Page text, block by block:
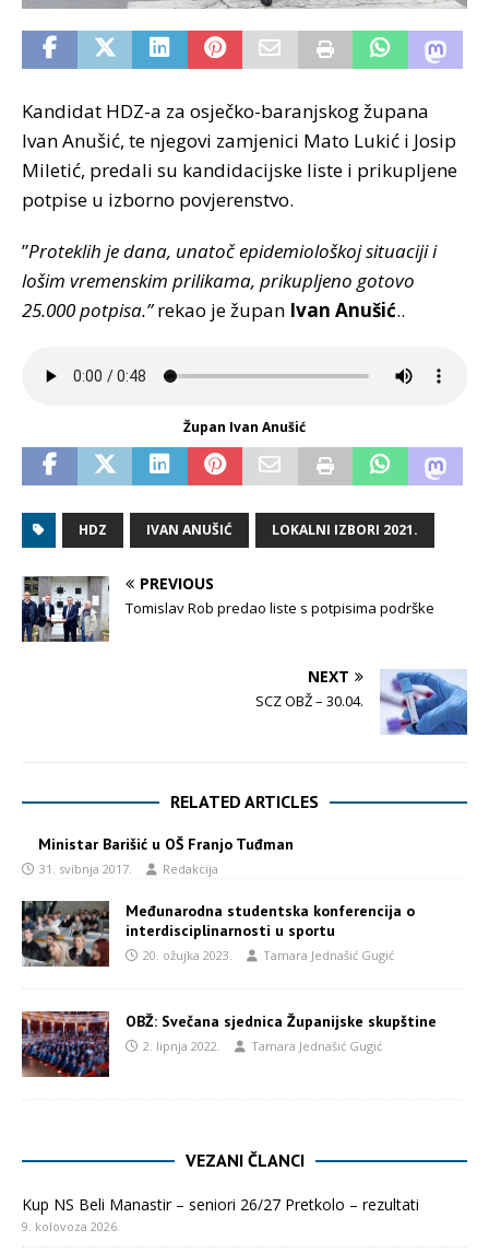
Kandidat HDZ-a za osječko-baranjskog župana
Ivan Anušić, te njegovi zamjenici Mato Lukić i Josip
Miletić, predali su kandidacijske liste i prikupljene
potpise u izborno povjerenstvo.
”Proteklih je dana, unatoč epidemiološkoj situaciji i
lošim vremenskim prilikama, prikupljeno gotovo
25.000 potpisa.”rekao je župan Ivan Anušić..
Župan Ivan Anušić
HDZ IVAN ANUŠIĆ LOKALNI IZBORI 2021.
PREVIOUS
Tomislav Rob predao liste s potpisima podrške
NEXT
SCZ OBŽ – 30.04.
RELATED ARTICLES
Ministar Barišić u OŠ Franjo Tuđman
31. svibnja 2017. Redakcija
Međunarodna studentska konferencija o
interdisciplinarnosti u sportu
20. ožujka 2023. Tamara Jednašić Gugić
OBŽ: Svečana sjednica Županijske skupštine
2. lipnja 2022. Tamara Jednašić Gugić
VEZANI ČLANCI
Kup NS Beli Manastir – seniori 26/27 Pretkolo – rezultati
9. kolovoza 2026.